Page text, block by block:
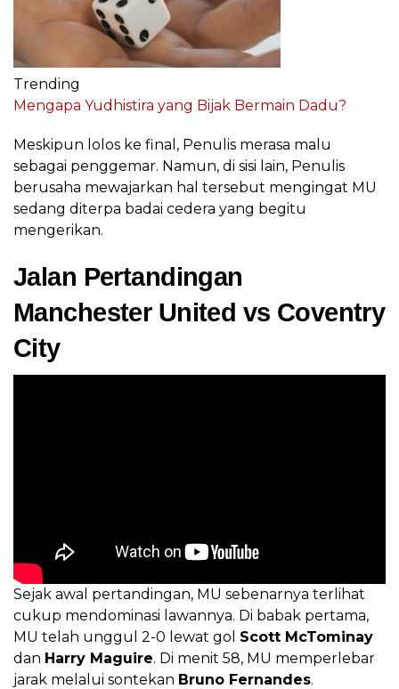
Trending
Mengapa Yudhistira yang Bijak Bermain Dadu?
Meskipun lolos ke final, Penulis merasa malu
sebagai penggemar. Namun, di sisi lain, Penulis
berusaha mewajarkan hal tersebut mengingat MU
sedang diterpa badai cedera yang begitu
mengerikan.
Jalan Pertandingan
Manchester United vs Coventry
City
Sejak awal pertandingan, MU sebenarnya terlihat
cukup mendominasi lawannya. Di babak pertama,
MU telah unggul 2-0 lewat gol Scott McTominay
dan Harry Maguire. Di menit 58, MU memperlebar
jarak melalui sontekan Bruno Fernandes.